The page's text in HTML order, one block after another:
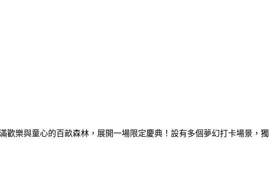
歡樂與童心的百畝森林，展開一場限定慶典！設有多個夢幻打卡場景，獨